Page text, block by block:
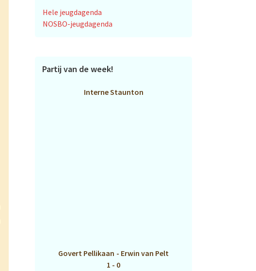
Hele jeugdagenda
NOSBO-jeugdagenda
Partij van de week!
Interne Staunton
Govert Pellikaan - Erwin van Pelt
1 - 0